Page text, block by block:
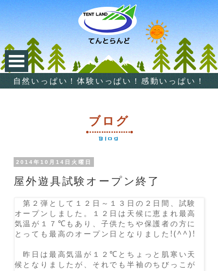
自然いっぱい！体験いっぱい！感動いっぱい！
ブログ
Blog
2014年10月14日火曜日
屋外遊具試験オープン終了
第２弾として１２日～１３日の２日間、試験
オープンしました。１２日は天候に恵まれ最高
気温が１７℃もあり、子供たちや保護者の方に
とっても最高のオープン日となりました!(^^)!
昨日は最高気温が１２℃とちょっと肌寒い天
候となりましたが、それでも半袖のちびっこが